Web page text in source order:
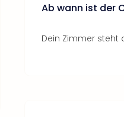
Ab wann ist der
Dein Zimmer steht